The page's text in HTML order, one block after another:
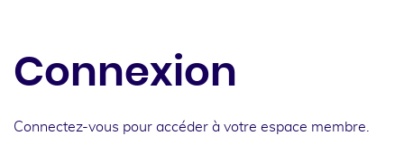
Connexion
Connectez-vous pour accéder à votre espace membre.